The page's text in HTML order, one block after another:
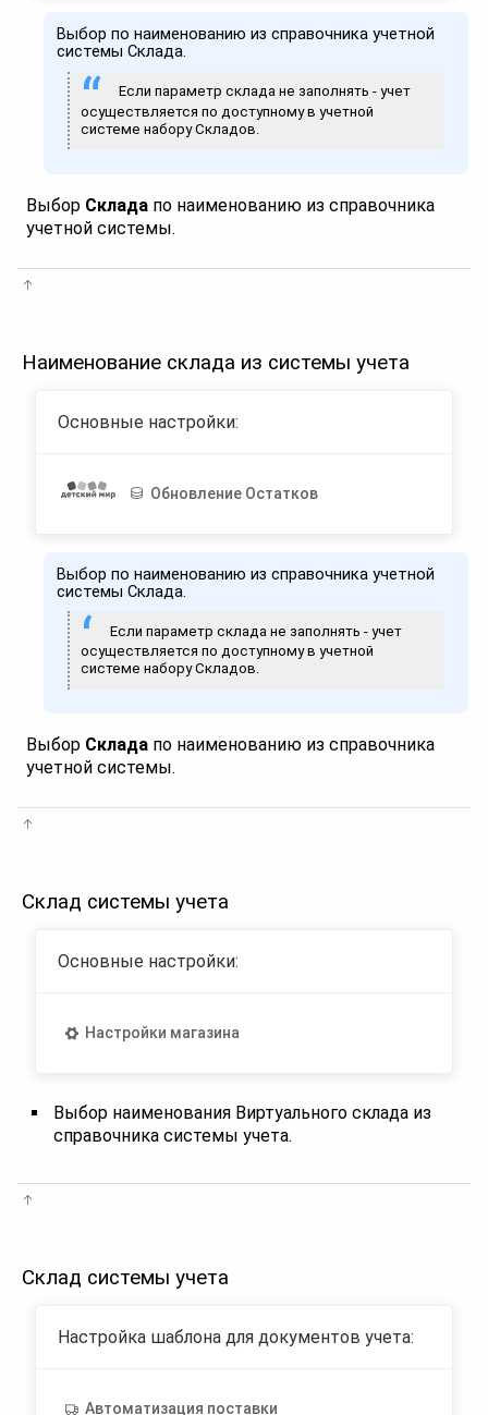
Выбор по наименованию из справочника учетной
системы Склада.
Если параметр склада не заполнять - учет
осуществляется по доступному в учетной
системе набору Складов.
Выбор Склада по наименованию из справочника
учетной системы.
Наименование склада из системы учета
Основные настройки:
Обновление Остатков
Выбор по наименованию из справочника учетной
системы Склада.
Если параметр склада не заполнять - учет
осуществляется по доступному в учетной
системе набору Складов.
Выбор Склада по наименованию из справочника
учетной системы.
Склад системы учета
Основные настройки:
Настройки магазина
Выбор наименования Виртуального склада из
справочника системы учета.
Склад системы учета
Настройка шаблона для документов учета:
Автоматизация поставки